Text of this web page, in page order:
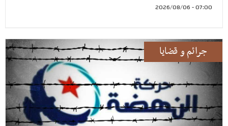
07:00 - 2026/08/06
جرائم و قضايا